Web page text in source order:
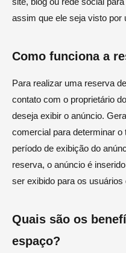
assim que ele seja visto por
Como funciona a
Para realizar uma reserva
contato com o proprietário
deseja exibir o anúncio.
comercial para determinar
período de exibição do
reserva, o anúncio é
ser exibido para os
Quais são os
espaço?